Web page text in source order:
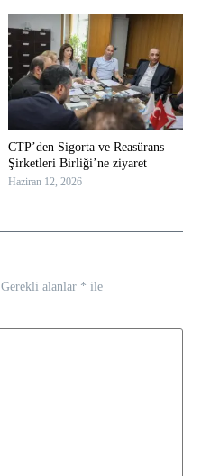
CTP’den Sigorta ve Reasürans
Şirketleri Birliği’ne ziyaret
Haziran 12, 2026
Gerekli alanlar * ile